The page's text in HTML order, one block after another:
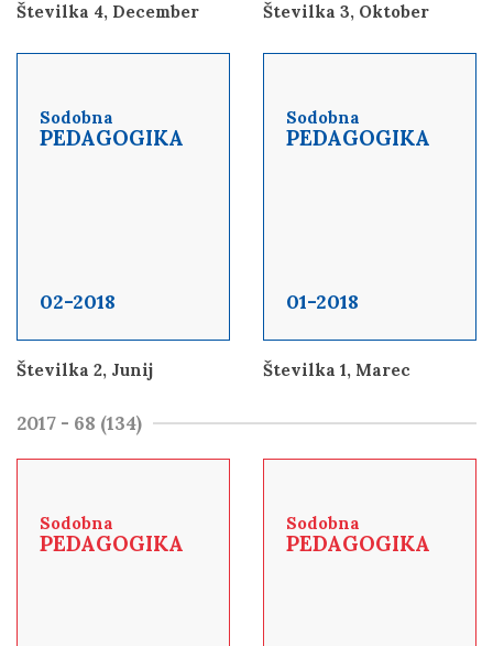
Številka 4, December Številka 3, Oktober
Sodobna
PEDAGOGIKA
02-2018
Številka 2, Junij
Sodobna
PEDAGOGIKA
01-2018
Številka 1, Marec
2017 - 68 (134)
Sodobna
PEDAGOGIKA
Sodobna
PEDAGOGIKA